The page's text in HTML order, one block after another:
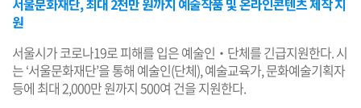
서울문화재단, 최대 2천만 원까지 예술작품 및 온라인콘텐츠 제작 지
원
서울시가 코로나19로 피해를 입은 예술인‧단체를 긴급지원한다. 시
는 ‘서울문화재단’을 통해 예술인(단체), 예술교육가, 문화예술기획자
등에 최대 2,000만 원까지 500여 건을 지원한다.